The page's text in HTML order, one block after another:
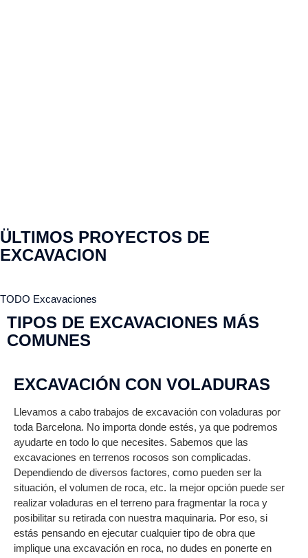
ÜLTIMOS PROYECTOS DE
EXCAVACION
TODO Excavaciones
TIPOS DE EXCAVACIONES MÁS
COMUNES
EXCAVACIÓN CON VOLADURAS
Llevamos a cabo trabajos de excavación con voladuras por
toda Barcelona. No importa donde estés, ya que podremos
ayudarte en todo lo que necesites. Sabemos que las
excavaciones en terrenos rocosos son complicadas.
Dependiendo de diversos factores, como pueden ser la
situación, el volumen de roca, etc. la mejor opción puede ser
realizar voladuras en el terreno para fragmentar la roca y
posibilitar su retirada con nuestra maquinaria. Por eso, si
estás pensando en ejecutar cualquier tipo de obra que
implique una excavación en roca, no dudes en ponerte en